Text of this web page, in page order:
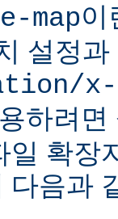
map이
설정
x-
하려
일 확장
다음과